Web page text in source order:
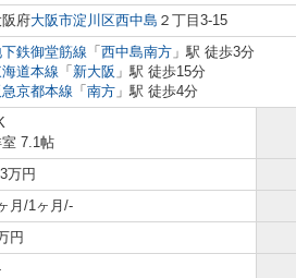
阪府大阪市淀川区西中島 ２丁目3-15
鉄御堂筋線 「 西中島南方 」駅 徒歩3分
道本線 「 新大阪 」駅 徒歩15分
急京都本線 「 南方 」駅 徒歩4分
7.1帖
万円
月/1ヶ月/-
円